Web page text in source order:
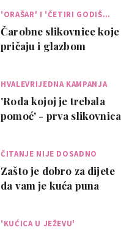
'ORAŠAR' I 'ČETIRI GODIŠ…
Čarobne slikovnice koje
pričaju i glazbom
HVALEVRIJEDNA KAMPANJA
'Roda kojoj je trebala
pomoć' - prva slikovnica
ČITANJE NIJE DOSADNO
Zašto je dobro za dijete
da vam je kuća puna
'KUĆICA U JEŽEVU'